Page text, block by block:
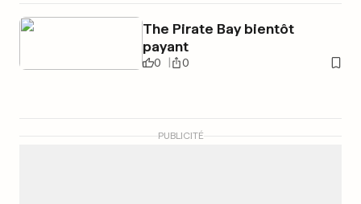
The Pirate Bay bientôt
payant
0 0
PUBLICITÉ